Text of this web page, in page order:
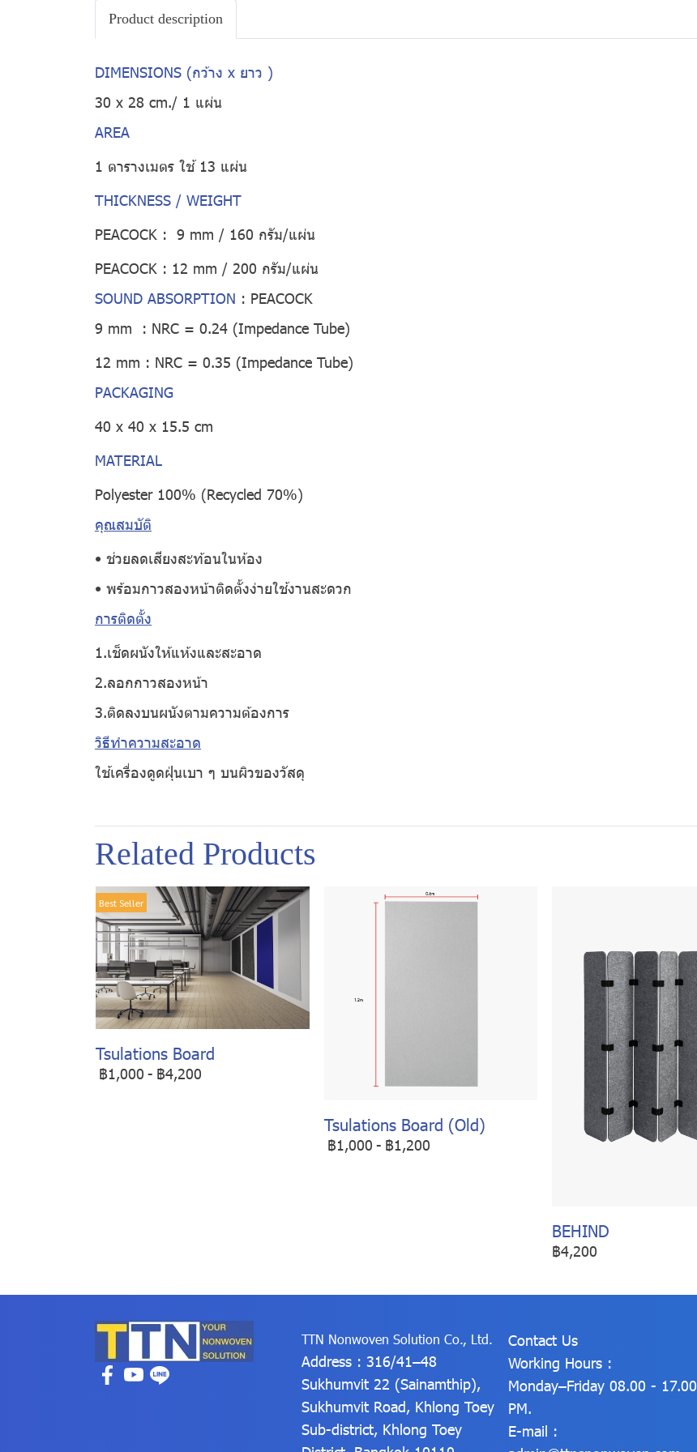
Product description
DIMENSIONS (กว้าง x ยาว )
30 x 28 cm./ 1 แผ่น
AREA
1 ตารางเมตร ใช้ 13 แผ่น
THICKNESS / WEIGHT
PEACOCK : 9 mm / 160 กรัม/แผ่น
PEACOCK : 12 mm / 200 กรัม/แผ่น
SOUND ABSORPTION : PEACOCK
9 mm : NRC = 0.24 (Impedance Tube)
12 mm : NRC = 0.35 (Impedance Tube)
PACKAGING
40 x 40 x 15.5 cm
MATERIAL
Polyester 100% (Recycled 70%)
คุณสมบัติ
• ช่วยลดเสียงสะท้อนในห้อง
• พร้อมกาวสองหน้าติดตั้งง่ายใช้งานสะดวก
การติดตั้ง
1.เช็ดผนังให้แห้งและสะอาด
2.ลอกกาวสองหน้า
3.ติดลงบนผนังตามความต้องการ
วิธีทำความสะอาด
ใช้เครื่องดูดฝุ่นเบา ๆ บนผิวของวัสดุ
Related Products
Best Seller
Tsulations Board
฿1,000 - ฿4,200
Tsulations Board (Old)
฿1,000 - ฿1,200
BEHIND
฿4,200
TTN Nonwoven Solution Co., Ltd.
Address : 316/41–48
Sukhumvit 22 (Sainamthip),
Sukhumvit Road, Khlong Toey
Sub-district, Khlong Toey
Contact Us
Working Hours :
Monday–Friday 08.00 - 17.00
PM.
E-mail :